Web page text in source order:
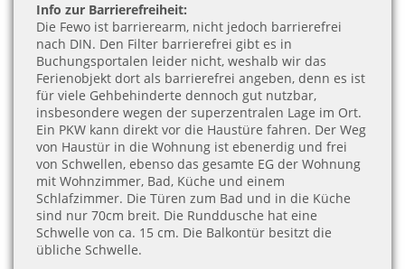
Info zur Barrierefreiheit:
Die Fewo ist barrierearm, nicht jedoch barrierefrei
nach DIN. Den Filter barrierefrei gibt es in
Buchungsportalen leider nicht, weshalb wir das
Ferienobjekt dort als barrierefrei angeben, denn es ist
für viele Gehbehinderte dennoch gut nutzbar,
insbesondere wegen der superzentralen Lage im Ort.
Ein PKW kann direkt vor die Haustüre fahren. Der Weg
von Haustür in die Wohnung ist ebenerdig und frei
von Schwellen, ebenso das gesamte EG der Wohnung
mit Wohnzimmer, Bad, Küche und einem
Schlafzimmer. Die Türen zum Bad und in die Küche
sind nur 70cm breit. Die Runddusche hat eine
Schwelle von ca. 15 cm. Die Balkontür besitzt die
übliche Schwelle.